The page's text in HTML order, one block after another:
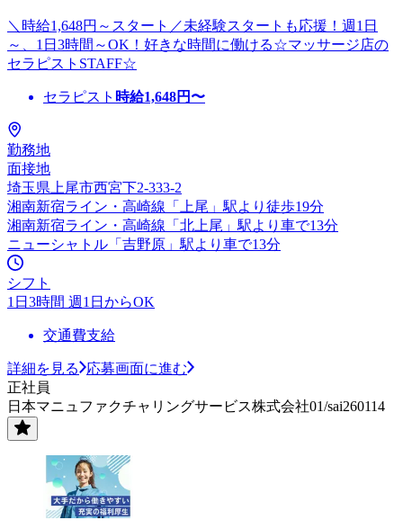
＼時給1,648円～スタート／未経験スタートも応援！週1日
～、1日3時間～OK！好きな時間に働ける☆マッサージ店の
セラピストSTAFF☆
セラピスト 時給1,648円〜
勤務地
面接地
埼玉県上尾市西宮下2-333-2
湘南新宿ライン・高崎線「上尾」駅より徒歩19分
湘南新宿ライン・高崎線「北上尾」駅より車で13分
ニューシャトル「吉野原」駅より車で13分
シフト
1日3時間 週1日からOK
交通費支給
詳細を見る
応募画面に進む
正社員
日本マニュファクチャリングサービス株式会社01/sai260114